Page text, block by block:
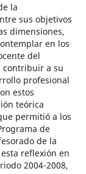
la
sus objetivos
dimensiones,
en los
del
contribuir a su
profesional
estos
teórica
permitió a los
de
de la
reflexión en
2004-2008,